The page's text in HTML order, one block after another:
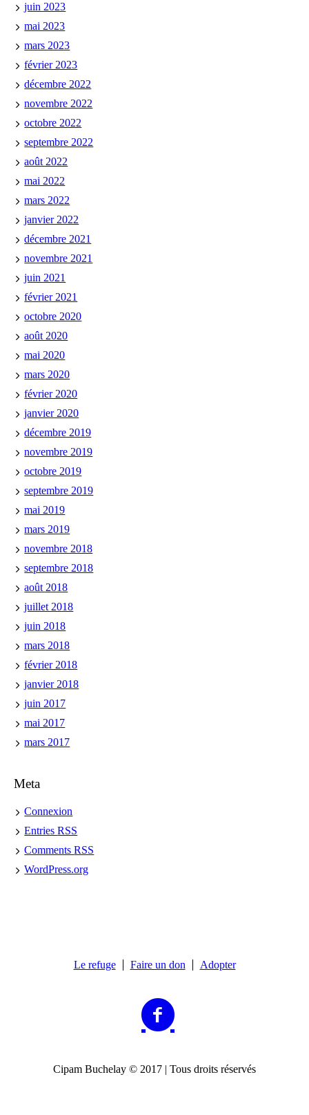
juin 2023
mai 2023
mars 2023
février 2023
décembre 2022
novembre 2022
octobre 2022
septembre 2022
août 2022
mai 2022
mars 2022
janvier 2022
décembre 2021
novembre 2021
juin 2021
février 2021
octobre 2020
août 2020
mai 2020
mars 2020
février 2020
janvier 2020
décembre 2019
novembre 2019
octobre 2019
septembre 2019
mai 2019
mars 2019
novembre 2018
septembre 2018
août 2018
juillet 2018
juin 2018
mars 2018
février 2018
janvier 2018
juin 2017
mai 2017
mars 2017
Meta
Connexion
EntriesRSS
CommentsRSS
WordPress.org
Le refuge Faire un don Adopter
Cipam Buchelay © 2017 | Tous droits réservés